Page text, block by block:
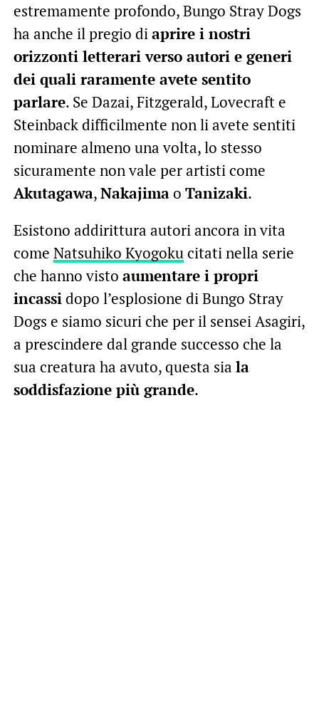
estremamente profondo, Bungo Stray Dogs
ha anche il pregio diaprire i nostri
orizzonti letterari verso autori e generi
dei quali raramente avete sentito
parlare. Se Dazai, Fitzgerald, Lovecraft e
Steinback difficilmente non li avete sentiti
nominare almeno una volta, lo stesso
sicuramente non vale per artisti come
Akutagawa,Nakajimao Tanizaki.
Esistono addirittura autori ancora in vita
come Natsuhiko Kyogokucitati nella serie
che hanno visto aumentare i propri
incassidopo l’esplosione di Bungo Stray
Dogs e siamo sicuri che per il sensei Asagiri,
a prescindere dal grande successo che la
sua creatura ha avuto, questa sia la
soddisfazione più grande.